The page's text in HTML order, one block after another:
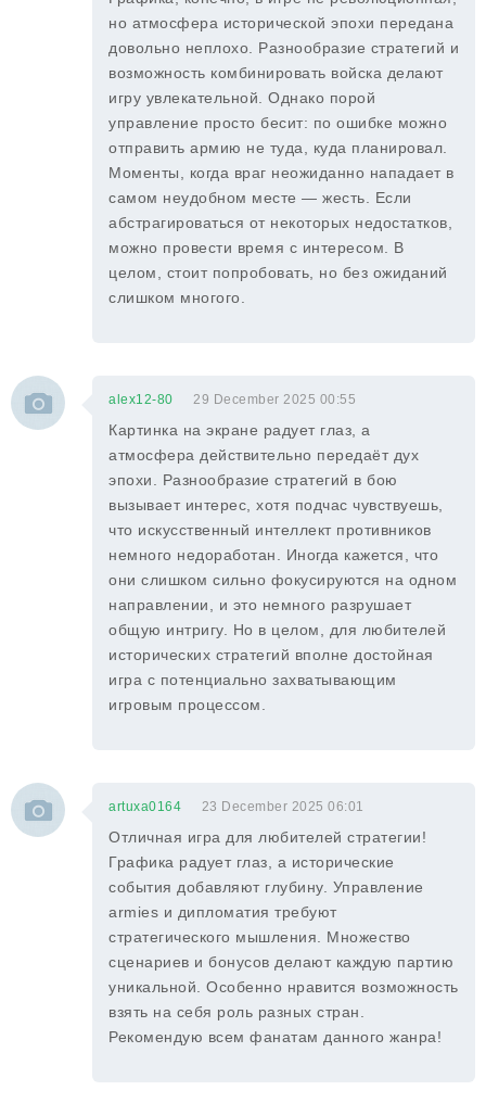
но атмосфера исторической эпохи передана
довольно неплохо. Разнообразие стратегий и
возможность комбинировать войска делают
игру увлекательной. Однако порой
управление просто бесит: по ошибке можно
отправить армию не туда, куда планировал.
Моменты, когда враг неожиданно нападает в
самом неудобном месте — жесть. Если
абстрагироваться от некоторых недостатков,
можно провести время с интересом. В
целом, стоит попробовать, но без ожиданий
слишком многого.
alex12-80 29 December 2025 00:55
Картинка на экране радует глаз, а
атмосфера действительно передаёт дух
эпохи. Разнообразие стратегий в бою
вызывает интерес, хотя подчас чувствуешь,
что искусственный интеллект противников
немного недоработан. Иногда кажется, что
они слишком сильно фокусируются на одном
направлении, и это немного разрушает
общую интригу. Но в целом, для любителей
исторических стратегий вполне достойная
игра с потенциально захватывающим
игровым процессом.
artuxa0164 23 December 2025 06:01
Отличная игра для любителей стратегии!
Графика радует глаз, а исторические
события добавляют глубину. Управление
armies и дипломатия требуют
стратегического мышления. Множество
сценариев и бонусов делают каждую партию
уникальной. Особенно нравится возможность
взять на себя роль разных стран.
Рекомендую всем фанатам данного жанра!